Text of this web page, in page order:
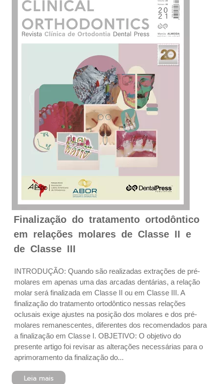
Finalização do tratamento ortodôntico
em relações molares de Classe II e
de Classe III
INTRODUÇÃO: Quando são realizadas extrações de pré-
molares em apenas uma das arcadas dentárias, a relação
molar será finalizada em Classe II ou em Classe III. A
finalização do tratamento ortodôntico nessas relações
oclusais exige ajustes na posição dos molares e dos pré-
molares remanescentes, diferentes dos recomendados para
a finalização em Classe I. OBJETIVO: O objetivo do
presente artigo foi revisar as alterações necessárias para o
aprimoramento da finalização do...
Leia mais